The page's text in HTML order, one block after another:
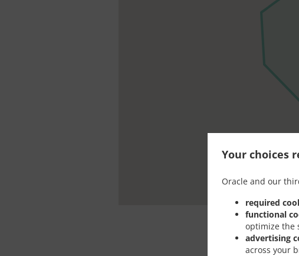
Your choices
Oracle and our
required
functional
optimize the
advertising
across your